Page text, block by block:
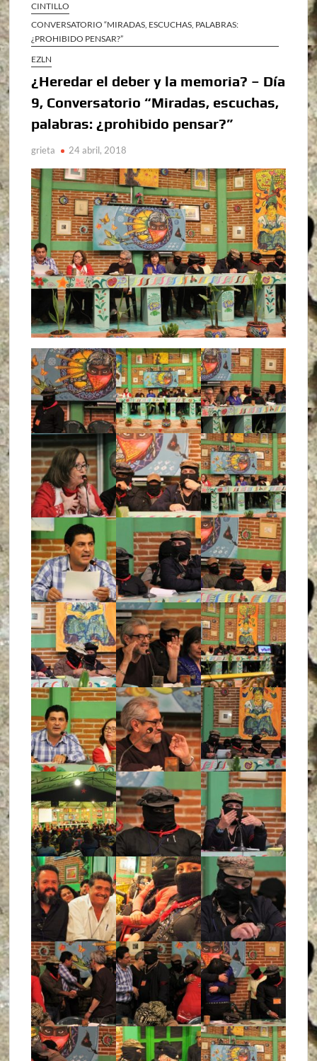
CINTILLO
CONVERSATORIO “MIRADAS, ESCUCHAS, PALABRAS:
¿PROHIBIDO PENSAR?”
EZLN
¿Heredar el deber y la memoria? – Día
9, Conversatorio “Miradas, escuchas,
palabras: ¿prohibido pensar?”
grieta 24 abril, 2018